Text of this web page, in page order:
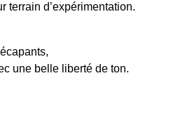
terrain d’expérimentation.
une belle liberté de ton.